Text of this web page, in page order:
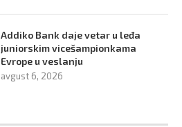
Addiko Bank daje vetar u leđa
juniorskim vicešampionkama
Evrope u veslanju
avgust 6, 2026